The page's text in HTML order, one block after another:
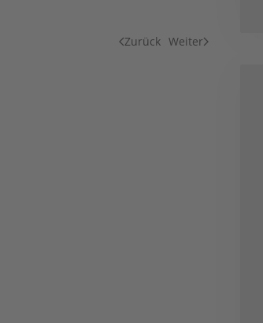
Zurück Weiter